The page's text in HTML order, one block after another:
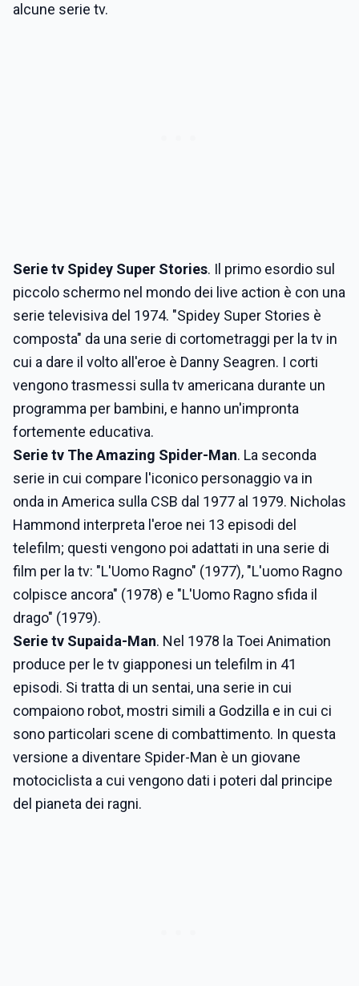
alcune serie tv.
Serie tv Spidey Super Stories. Il primo esordio sul
piccolo schermo nel mondo dei live action è con una
serie televisiva del 1974. "Spidey Super Stories è
composta" da una serie di cortometraggi per la tv in
cui a dare il volto all'eroe è Danny Seagren. I corti
vengono trasmessi sulla tv americana durante un
programma per bambini, e hanno un'impronta
fortemente educativa.
Serie tv The Amazing Spider-Man. La seconda
serie in cui compare l'iconico personaggio va in
onda in America sulla CSB dal 1977 al 1979. Nicholas
Hammond interpreta l'eroe nei 13 episodi del
telefilm; questi vengono poi adattati in una serie di
film per la tv: "L'Uomo Ragno" (1977), "L'uomo Ragno
colpisce ancora" (1978) e "L'Uomo Ragno sfida il
drago" (1979).
Serie tv Supaida-Man. Nel 1978 la Toei Animation
produce per le tv giapponesi un telefilm in 41
episodi. Si tratta di un sentai, una serie in cui
compaiono robot, mostri simili a Godzilla e in cui ci
sono particolari scene di combattimento. In questa
versione a diventare Spider-Man è un giovane
motociclista a cui vengono dati i poteri dal principe
del pianeta dei ragni.